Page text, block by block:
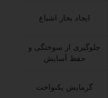
ایجاد بخار اشباع
جلوگیری از سوختگی و
حفظ آسایش
گرمایش یکنواخت